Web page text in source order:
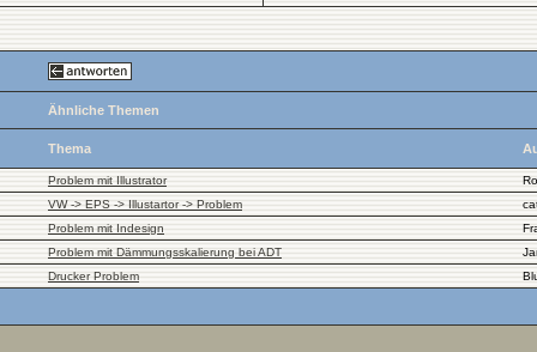
Ähnliche Themen
Thema
Problem mit Illustrator
VW -> EPS -> Illustartor -> Problem
Problem mit Indesign
Problem mit Dämmungsskalierung bei ADT
Drucker Problem